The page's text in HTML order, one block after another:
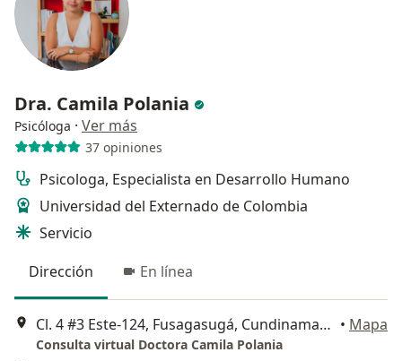
Dra. Camila Polania
Psicóloga · Ver más
37 opiniones
Psicologa, Especialista en Desarrollo Humano
Universidad del Externado de Colombia
Servicio
Dirección
En línea
Cl. 4 #3 Este-124, Fusagasugá, Cundinamarca, Fusagasugá • Mapa
Consulta virtual Doctora Camila Polania